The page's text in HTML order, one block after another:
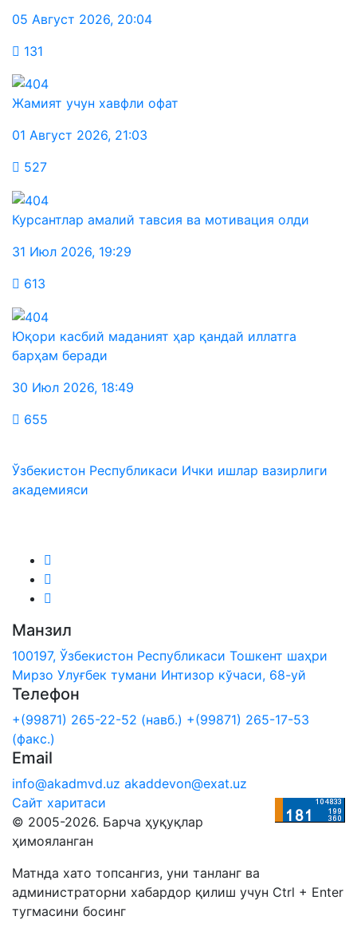
05 Август 2026, 20:04
131
Жамият учун хавфли офат
01 Август 2026, 21:03
527
Курсантлар амалий тавсия ва мотивация олди
31 Июл 2026, 19:29
613
Юқори касбий маданият ҳар қандай иллатга
барҳам беради
30 Июл 2026, 18:49
655
Ўзбекистон Республикаси Ички ишлар вазирлиги
академияси
Манзил
100197, Ўзбекистон Республикаси Тошкент шаҳри
Мирзо Улуғбек тумани Интизор кўчаси, 68-уй
Телефон
+(99871) 265-22-52 (навб.) +(99871) 265-17-53
(факс.)
Email
info@akadmvd.uz akaddevon@exat.uz
Сайт харитаси
© 2005-2026. Барча ҳуқуқлар
ҳимояланган
Матнда хато топсангиз, уни танланг ва
администраторни хабардор қилиш учун Ctrl + Enter
тугмасини босинг